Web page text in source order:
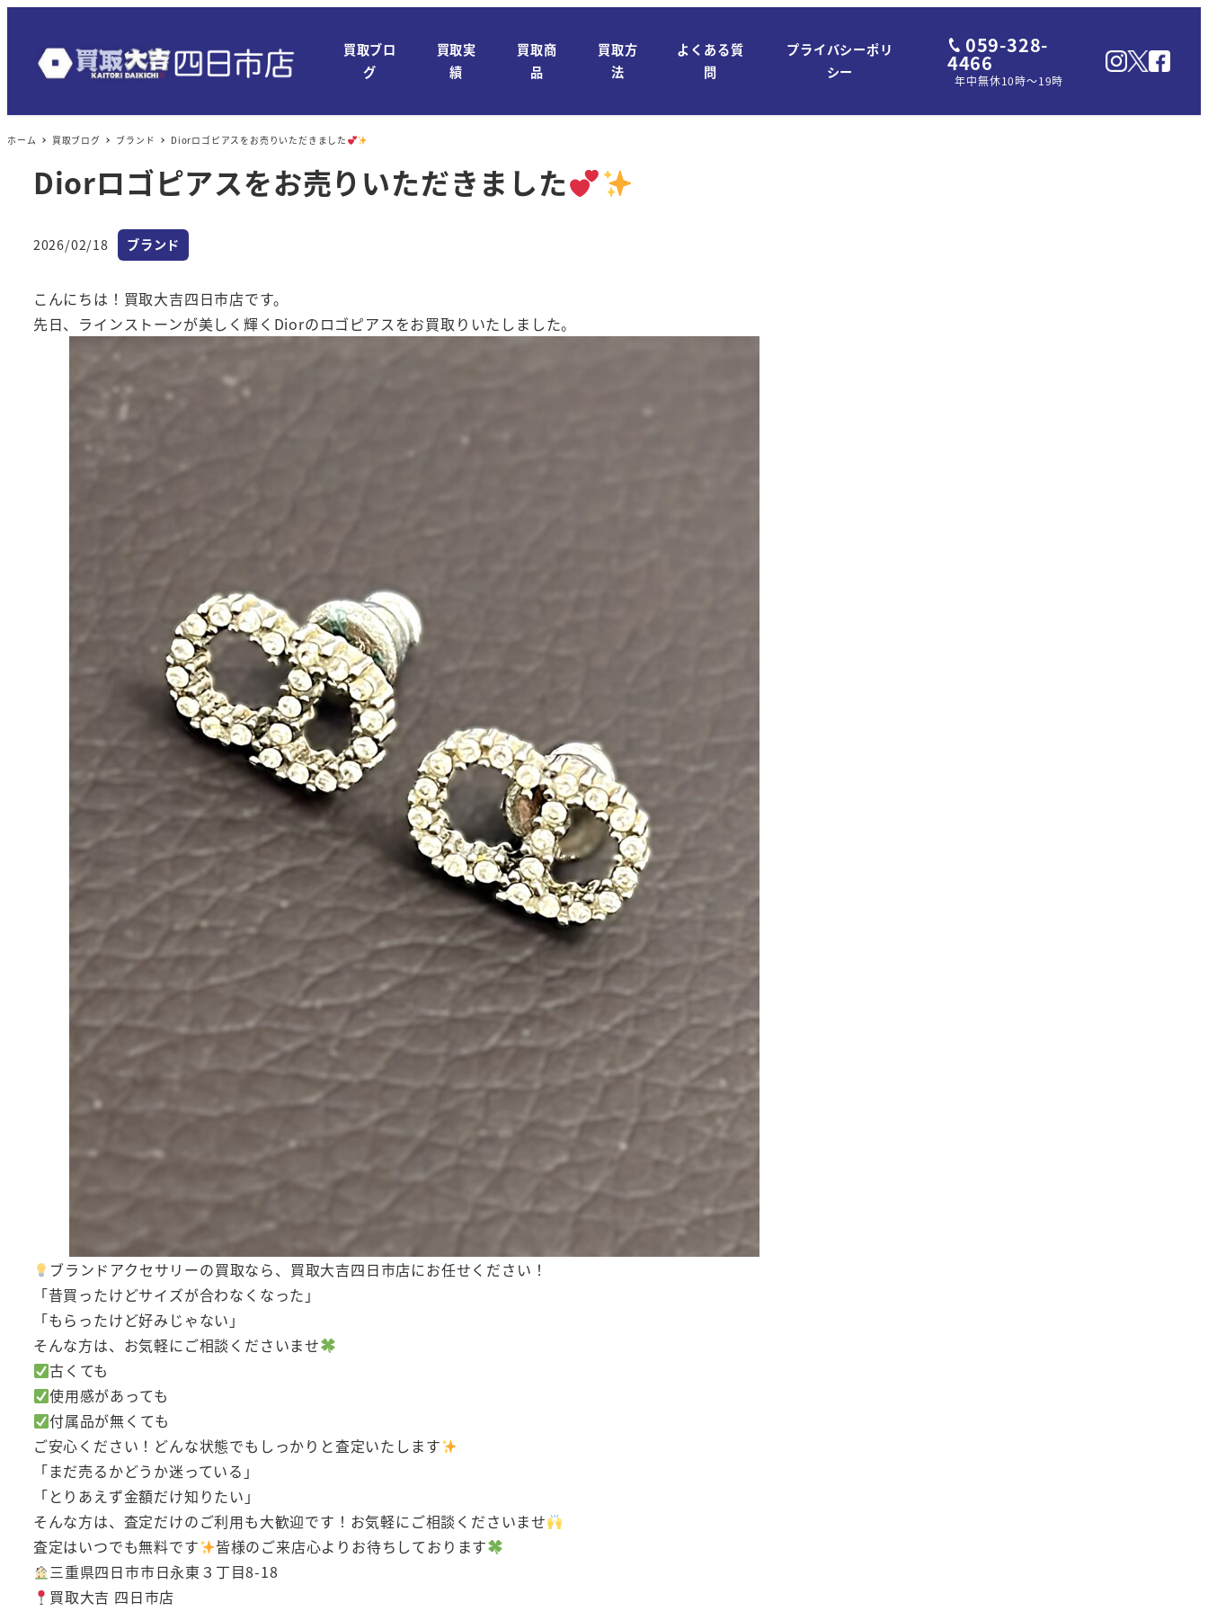
ン
テ
買取ブロ
グ
買取実
績
買取商
品
買取方
法
よくある質
問
プライバシーポリ
シー
059-328-
4466
年中無休10時～19時
ホーム 買取ブログ ブランド Diorロゴピアスをお売りいただきました
Diorロゴピアスをお売りいただきました
投稿日
2026/02/18 カテゴリー
ブランド
こんにちは！買取大吉四日市店です。
先日、ラインストーンが美しく輝くDiorのロゴピアスをお買取りいたしました。
ブランドアクセサリーの買取なら、買取大吉四日市店にお任せください！
「昔買ったけどサイズが合わなくなった」
「もらったけど好みじゃない」
そんな方は、お気軽にご相談くださいませ
古くても
使用感があっても
付属品が無くても
ご安心ください！どんな状態でもしっかりと査定いたします
「まだ売るかどうか迷っている」
「とりあえず金額だけ知りたい」
そんな方は、査定だけのご利用も大歓迎です！お気軽にご相談くださいませ
査定はいつでも無料です
皆様のご来店心よりお待ちしております
三重県四日市市日永東３丁目8-18
買取大吉 四日市店